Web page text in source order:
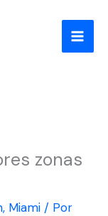
zonas
, Miami / Por